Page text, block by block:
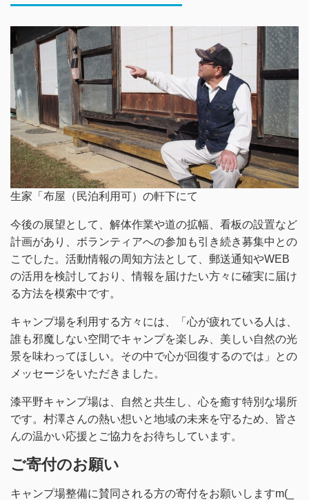
生家「布屋（民泊利用可）の軒下にて
今後の展望として、解体作業や道の拡幅、看板の設置など
計画があり、ボランティアへの参加も引き続き募集中との
こでした。活動情報の周知方法として、郵送通知やWEB
の活用を検討しており、情報を届けたい方々に確実に届け
る方法を模索中です。
キャンプ場を利用する方々には、「心が疲れている人は、
誰も邪魔しない空間でキャンプを楽しみ、美しい自然の光
景を味わってほしい。その中で心が回復するのでは」との
メッセージをいただきました。
漆平野キャンプ場は、自然と共生し、心を癒す特別な場所
です。村澤さんの熱い想いと地域の未来を守るため、皆さ
んの温かい応援とご協力をお待ちしています。
ご寄付のお願い
キャンプ場整備に賛同される方の寄付をお願いしますm(_